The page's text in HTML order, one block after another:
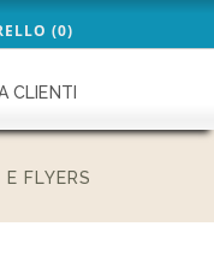
(0)
CLIENTI
FLYERS